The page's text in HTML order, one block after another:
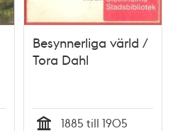
Besynnerliga värld /
Tora Dahl
1885 till 1905